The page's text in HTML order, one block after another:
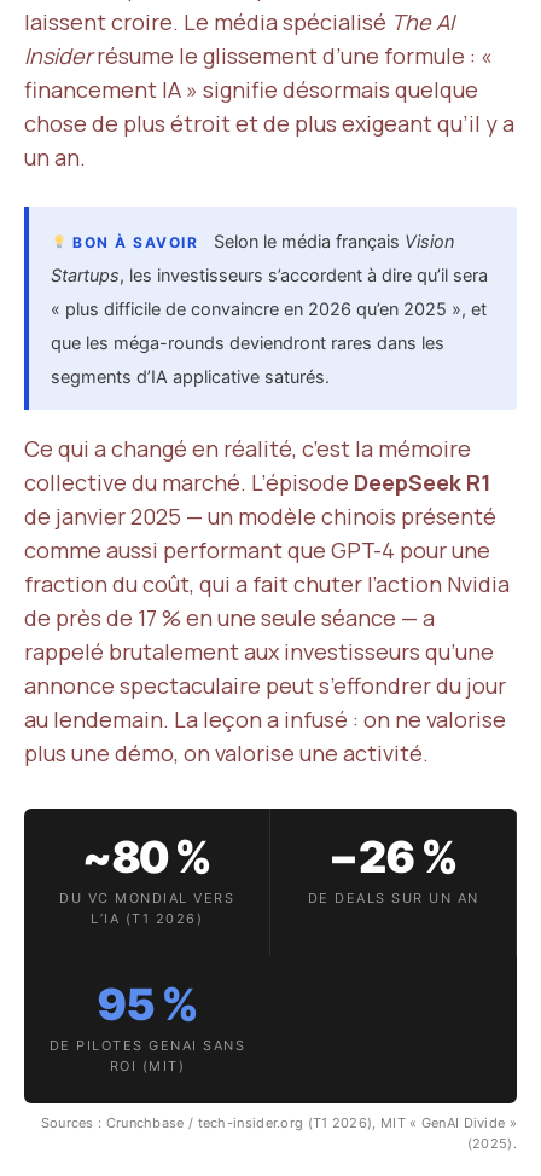
laissent croire. Le média spécialisé The AI
Insiderrésume le glissement d’une formule : «
financement IA » signifie désormais quelque
chose de plus étroit et de plus exigeant qu’il y a
un an.
BON À SAVOIR Selon le média français Vision
Startups, les investisseurs s’accordent à dire qu’il sera
« plus difficile de convaincre en 2026 qu’en 2025 », et
que les méga-rounds deviendront rares dans les
segments d’IA applicative saturés.
Ce qui a changé en réalité, c’est la mémoire
collective du marché. L’épisode DeepSeek R1
de janvier 2025 — un modèle chinois présenté
comme aussi performant que GPT-4 pour une
fraction du coût, qui a fait chuter l’action Nvidia
de près de 17 % en une seule séance — a
rappelé brutalement aux investisseurs qu’une
annonce spectaculaire peut s’effondrer du jour
au lendemain. La leçon a infusé : on ne valorise
plus une démo, on valorise une activité.
~80 %
DU VC MONDIAL VERS
L’IA (T1 2026)
−26 %
DE DEALS SUR UN AN
95 %
DE PILOTES GENAI SANS
ROI (MIT)
Sources : Crunchbase / tech-insider.org (T1 2026), MIT « GenAI Divide »
(2025).